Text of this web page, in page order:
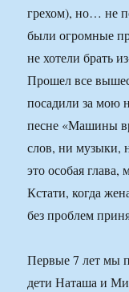
грехом), но… не
были огромные
не хотели брать
Прошел все
посадили за мою
песне «Машины
слов, ни музыки,
это особая
Кстати, когда
без проблем
Первые 7 лет мы
дети Наташа и